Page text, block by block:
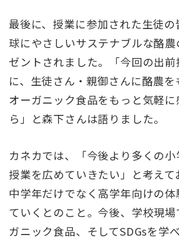
最後に、授業に参加された生徒
球にやさしいサステナブルな酪
ゼントされました。「今回の出
に、生徒さん・親御さんに酪農を
オーガニック食品をもっと気軽
ら」と森下さんは語りました。
カネカでは、「今後より多くの
授業を広めていきたい」と考えて
中学年だけでなく高学年向けの
ていくとのこと。今後、学校現
ガニック食品、そしてSDGsを学